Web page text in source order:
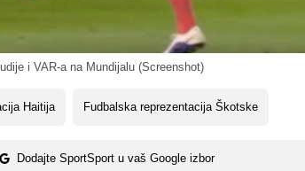
i VAR-a na Mundijalu (Screenshot)
Haitija Fudbalska reprezentacija Škotske
Dodajte SportSport u vaš Google izbor